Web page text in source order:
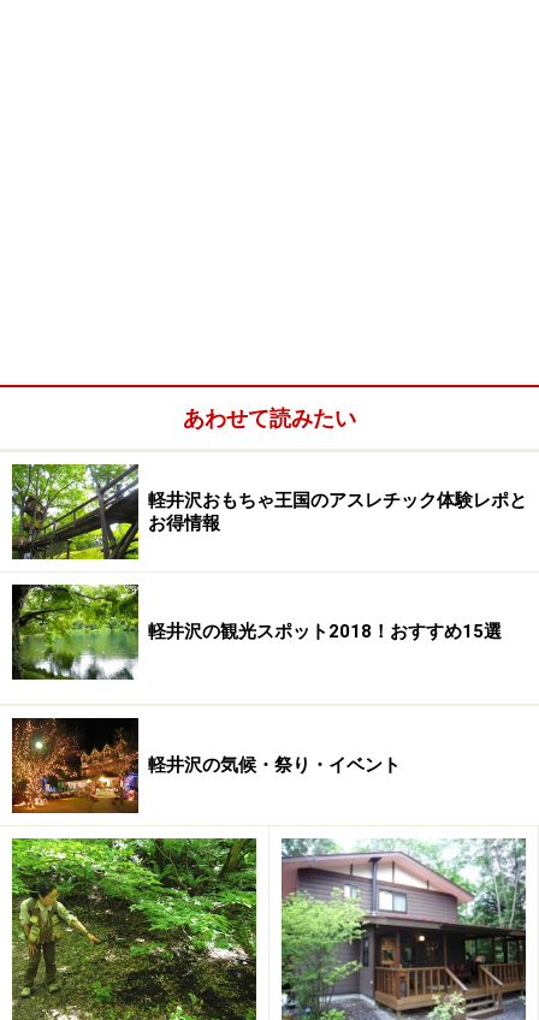
あわせて読みたい
軽井沢おもちゃ王国のアスレチック体験レポと
お得情報
軽井沢の観光スポット2018！おすすめ15選
軽井沢の気候・祭り・イベント